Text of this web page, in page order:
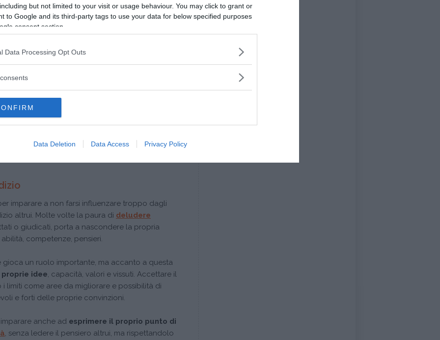
but not limited to your visit or usage behaviour. You may click to grant or
to Google and its third-party tags to use your data for below specified purposes
consent section.
Data Processing Opt Outs
Data Deletion Data Access Privacy Policy
idee e quelle altrui, ponderando altre
messa in discussione è elemento di crescita
è accogliere tutto quanto deriva dagli altri
e soprattutto utile per sé, senza vagliarlo,
e farlo proprio. Capita a volte di cambiare idea,
è lamotivazione che deve arrivare da una
valore, sarà arricchente e potrà essere
imparare a non farsi influenzare troppo dagli
altrui. Molte volte la paura di deludere
o giudicati, porta a nascondere la propria
competenze, pensieri.
gioca un ruolo importante, ma accanto a questa
idee, capacità, valori e vissuti. Accettare il
limiti come aree da migliorare e possibilità di
e forti delle proprie convinzioni.
anche ad esprimere il proprio punto di
, senza ledere il pensiero altrui, ma rispettandolo